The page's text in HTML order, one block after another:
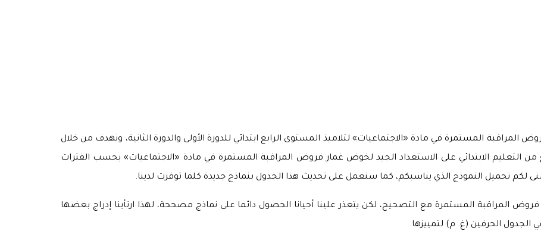
المستمرة في مادة «الاجتماعيات» لتلاميذ المستوى الرابع ابتدائي للدورة الأولى والدورة الثانية، ونهدف من خلال
من التعليم الابتدائي على الاستعداد الجيد لخوض غمار فروض المراقبة المستمرة في مادة «الاجتماعيات» بحسب الفترات
لكم تحميل النموذج الذي يناسبكم، كما سنعمل على تحديث هذا الجدول بنماذج جديدة كلما توفرت لدينا.
المراقبة المستمرة مع التصحيح، لكن يتعذر علينا أحيانا الحصول دائما على نماذج مصححة، لهذا ارتأينا إدراج بعضها
الحرفين (غ. م) لتمييزها.